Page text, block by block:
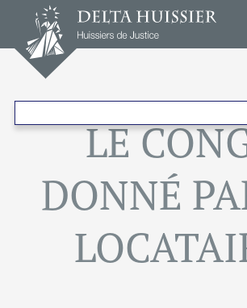
LE
DONNÉ
Panneau de gestion des cookies